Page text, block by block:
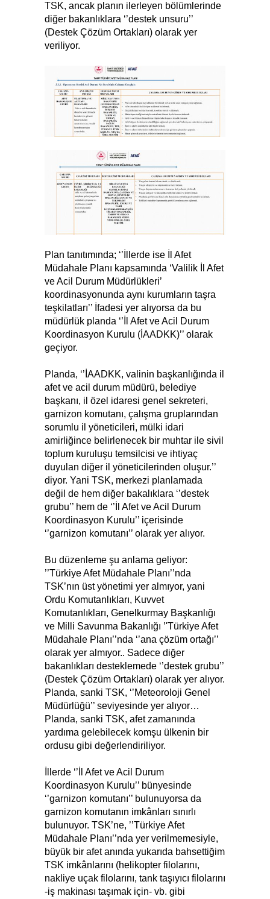
TSK, ancak planın ilerleyen bölümlerinde
diğer bakanlıklara ‘’destek unsuru’’
(Destek Çözüm Ortakları) olarak yer
veriliyor.
Plan tanıtımında; ‘’İllerde ise İl Afet
Müdahale Planı kapsamında ‘Valilik İl Afet
ve Acil Durum Müdürlükleri’
koordinasyonunda aynı kurumların taşra
teşkilatları’’ İfadesi yer alıyorsa da bu
müdürlük planda ‘’İl Afet ve Acil Durum
Koordinasyon Kurulu (İAADKK)’’ olarak
geçiyor.
Planda, ‘’İAADKK, valinin başkanlığında il
afet ve acil durum müdürü, belediye
başkanı, il özel idaresi genel sekreteri,
garnizon komutanı, çalışma gruplarından
sorumlu il yöneticileri, mülki idari
amirliğince belirlenecek bir muhtar ile sivil
toplum kuruluşu temsilcisi ve ihtiyaç
duyulan diğer il yöneticilerinden oluşur.’’
diyor. Yani TSK, merkezi planlamada
değil de hem diğer bakalıklara ‘’destek
grubu’’ hem de ‘’İl Afet ve Acil Durum
Koordinasyon Kurulu’’ içerisinde
‘’garnizon komutanı’’ olarak yer alıyor.
Bu düzenleme şu anlama geliyor:
’’Türkiye Afet Müdahale Planı’’nda
TSK’nın üst yönetimi yer almıyor, yani
Ordu Komutanlıkları, Kuvvet
Komutanlıkları, Genelkurmay Başkanlığı
ve Milli Savunma Bakanlığı ’'Türkiye Afet
Müdahale Planı’’nda ‘’ana çözüm ortağı’’
olarak yer almıyor.. Sadece diğer
bakanlıkları desteklemede ‘’destek grubu’’
(Destek Çözüm Ortakları) olarak yer alıyor.
Planda, sanki TSK, ‘’Meteoroloji Genel
Müdürlüğü’’ seviyesinde yer alıyor…
Planda, sanki TSK, afet zamanında
yardıma gelebilecek komşu ülkenin bir
ordusu gibi değerlendiriliyor.
İllerde ‘’İl Afet ve Acil Durum
Koordinasyon Kurulu’’ bünyesinde
‘’garnizon komutanı’’ bulunuyorsa da
garnizon komutanın imkânları sınırlı
bulunuyor. TSK’ne, ’’Türkiye Afet
Müdahale Planı’’nda yer verilmemesiyle,
büyük bir afet anında yukarıda bahsettiğim
TSK imkânlarını (helikopter filolarını,
nakliye uçak filolarını, tank taşıyıcı filolarını
-iş makinası taşımak için- vb. gibi